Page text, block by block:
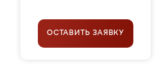
ОСТАВИТЬ ЗАЯВКУ